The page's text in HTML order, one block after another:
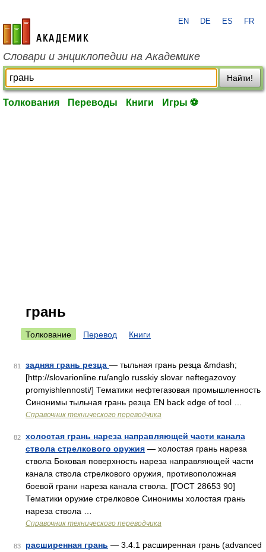
academic.ru
EN DE ES FR
Словари и энциклопедии на Академике
Найти!
Толкования Переводы Книги Игры ⚽
грань
Толкование Перевод Книги
81 задняя грань резца — тыльная грань резца &mdash;
[http://slovarionline.ru/anglo russkiy slovar neftegazovoy
promyishlennosti/] Тематики нефтегазовая промышленность
Синонимы тыльная грань резца EN back edge of tool …
Справочник технического переводчика
82
холостая грань нареза направляющей части канала
ствола стрелкового оружия — холостая грань нареза
ствола Боковая поверхность нареза направляющей части
канала ствола стрелкового оружия, противоположная
боевой грани нареза канала ствола. [ГОСТ 28653 90]
Тематики оружие стрелковое Синонимы холостая грань
нареза ствола …
Справочник технического переводчика
83 расширенная грань — 3.4.1 расширенная грань (advanced